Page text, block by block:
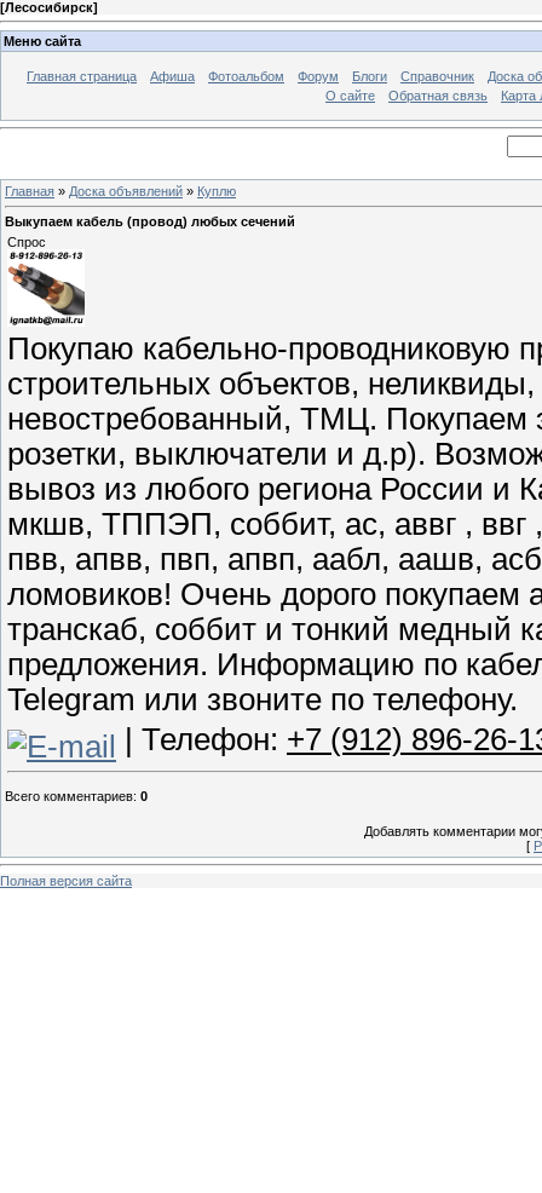
[Лесосибирск]
Меню сайта
Главная страница Афиша Фотоальбом Форум Блоги Справочник
Доска
О сайте
Обратная связь Карта
Главная » Доска объявлений » Куплю
Выкупаем кабель (провод) любых сечений
Спрос
Покупаю кабельно-проводниковую
строительных объектов,
невостребованный, ТМЦ. Покупаем
розетки, выключатели и д.р).
вывоз из любого региона России и
мкшв, ТППЭП, соббит, ас, аввг , ввг
пвв, апвв, пвп, апвп, аабл, аашв,
ломовиков! Очень дорого
транскаб, соббит и тонкий
предложения. Информацию по
Telegram или звоните по телефону.
| Телефон: +7 (912) 896-26-
Всего комментариев: 0
Добавлять комментарии
[
Полная версия сайта